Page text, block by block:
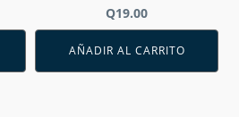
Q19.00
AÑADIR AL CARRITO